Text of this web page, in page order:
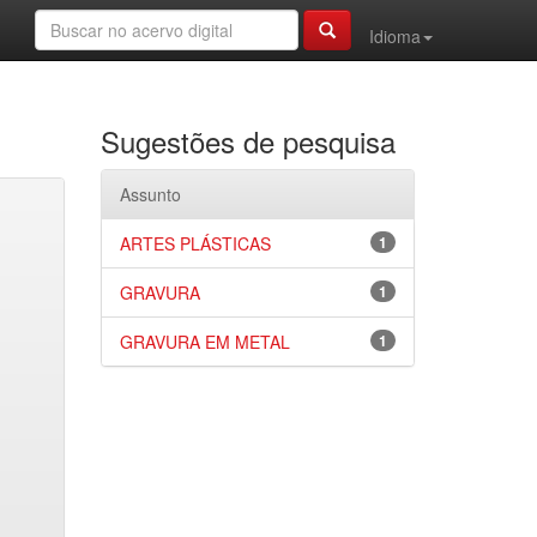
Idioma
Sugestões de pesquisa
Assunto
1
ARTES PLÁSTICAS
1
GRAVURA
1
GRAVURA EM METAL